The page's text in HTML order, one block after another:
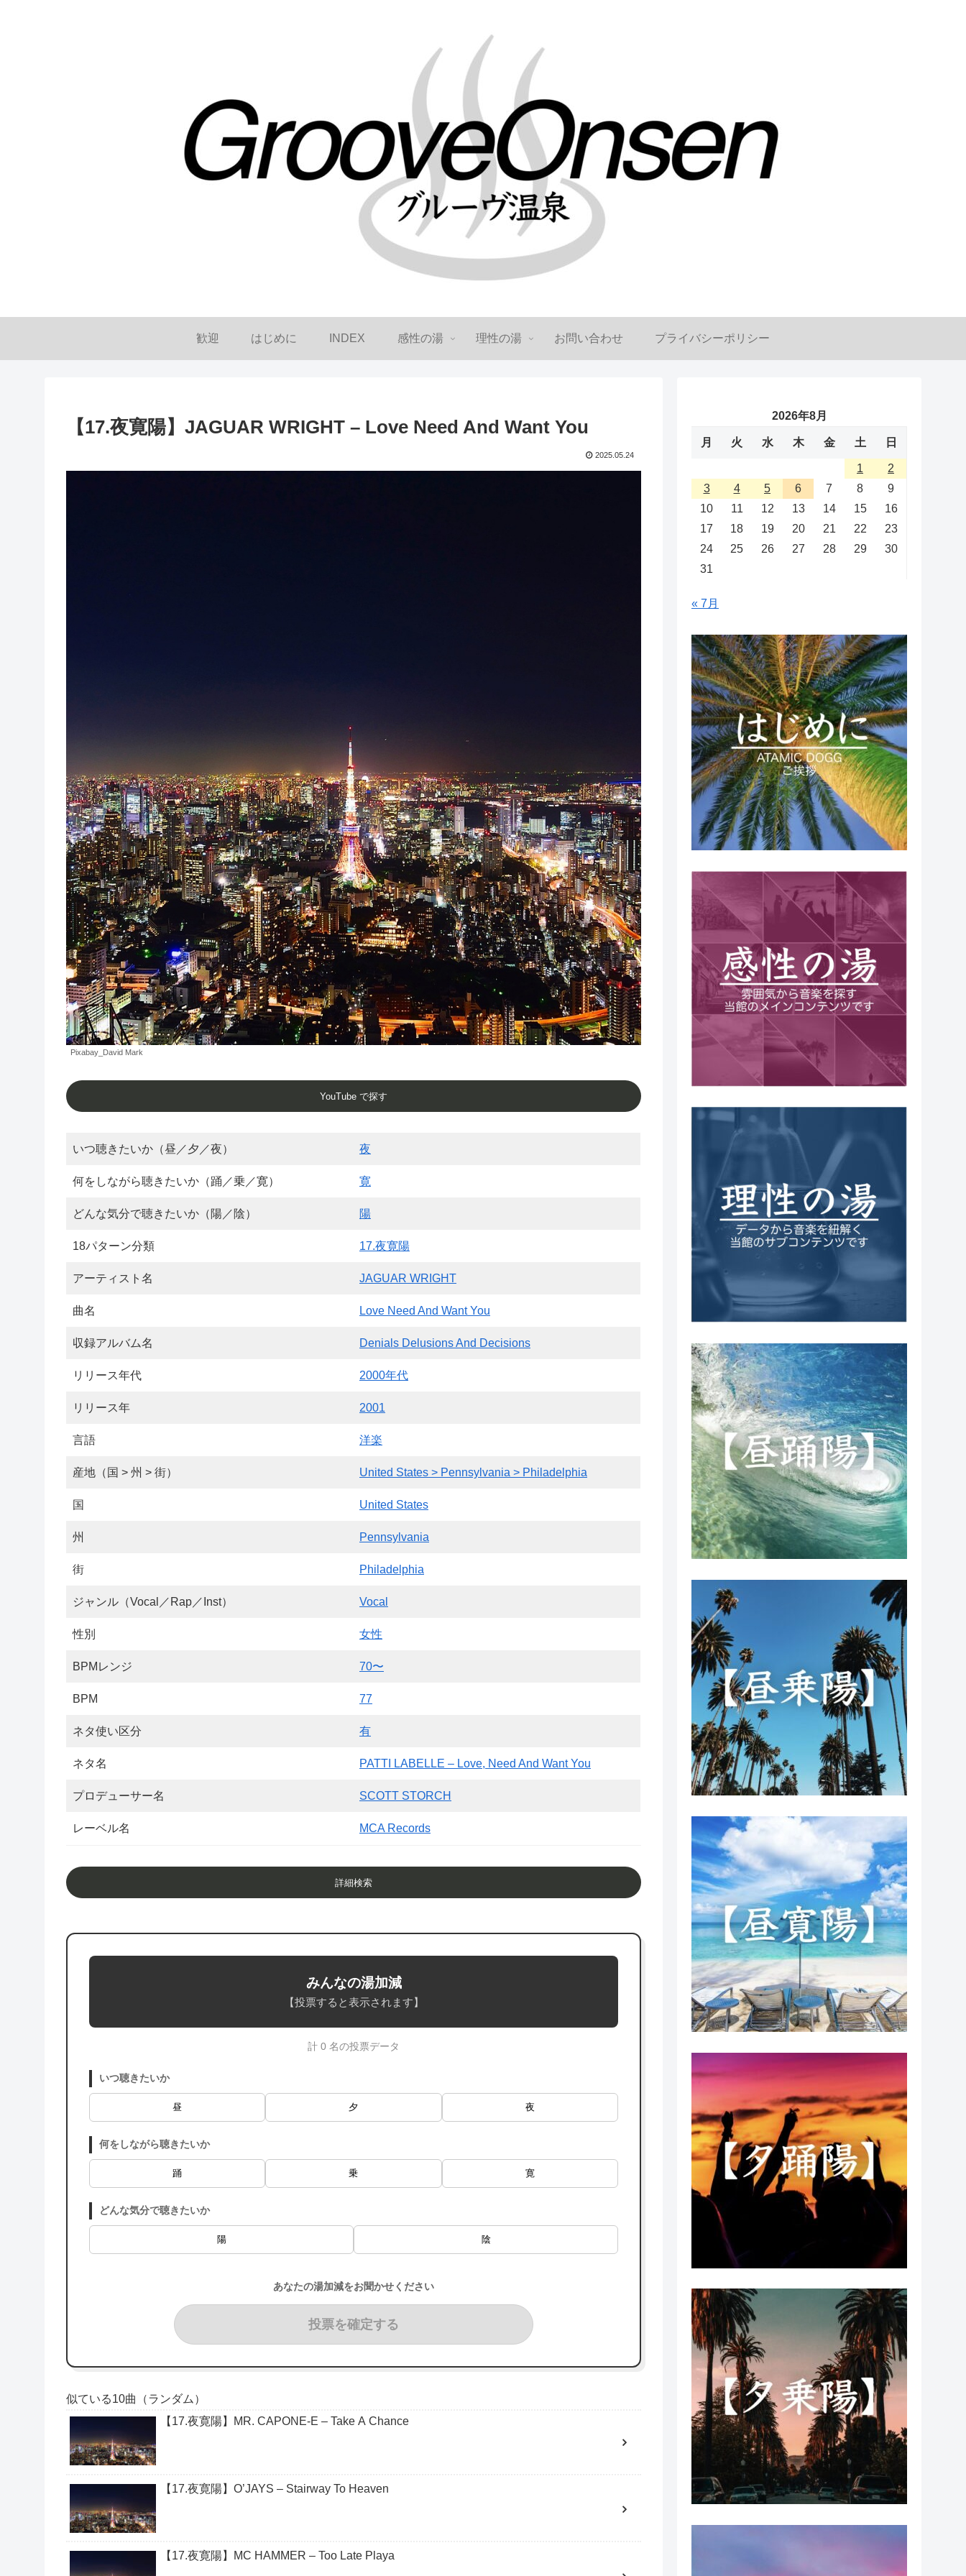
歓迎 はじめに INDEX 感性の湯 理性の湯 お問い合わせ プライバシーポリシー
【17.夜寛陽】JAGUAR WRIGHT – Love Need And Want You
2025.05.24
Pixabay_David Mark
YouTube で探す
いつ聴きたいか（昼／夕／夜） 夜
何をしながら聴きたいか（踊／乗／寛） 寛
どんな気分で聴きたいか（陽／陰） 陽
18パターン分類 17.夜寛陽
アーティスト名 JAGUAR WRIGHT
曲名 Love Need And Want You
収録アルバム名 Denials Delusions And Decisions
リリース年代 2000年代
リリース年 2001
言語 洋楽
産地（国 > 州 > 街） United States > Pennsylvania > Philadelphia
国 United States
州 Pennsylvania
街 Philadelphia
ジャンル（Vocal／Rap／Inst） Vocal
性別 女性
BPMレンジ 70〜
BPM 77
ネタ使い区分 有
ネタ名 PATTI LABELLE – Love, Need And Want You
プロデューサー名 SCOTT STORCH
レーベル名 MCA Records
詳細検索
みんなの湯加減
【投票すると表示されます】
計 0 名の投票データ
いつ聴きたいか
昼 夕 夜
何をしながら聴きたいか
踊 乗 寛
どんな気分で聴きたいか
陽 陰
あなたの湯加減をお聞かせください
投票を確定する
似ている10曲（ランダム）
【17.夜寛陽】MR. CAPONE-E – Take A Chance
【17.夜寛陽】O’JAYS – Stairway To Heaven
【17.夜寛陽】MC HAMMER – Too Late Playa
2026年8月
月 火 水 木 金 土 日
1
2
3
4 5 6 7 8
9
10
11 12 13 14 15
16
17
18 19 20 21 22
23
24
25 26 27 28 29
30
31
« 7月